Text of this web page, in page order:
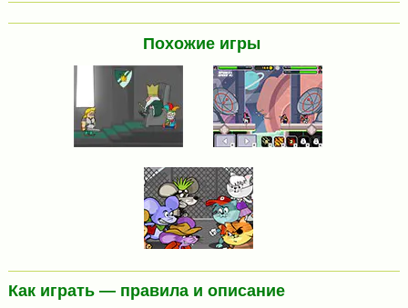
Похожие игры
Как играть — правила и описание